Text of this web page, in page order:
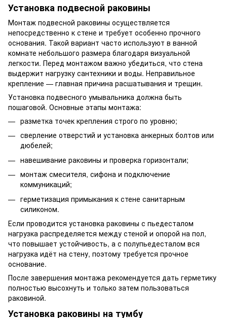
Установка подвесной раковины
Монтаж подвесной раковины осуществляется
непосредственно к стене и требует особенно прочного
основания. Такой вариант часто используют в ванной
комнате небольшого размера благодаря визуальной
легкости. Перед монтажом важно убедиться, что стена
выдержит нагрузку сантехники и воды. Неправильное
крепление — главная причина расшатывания и трещин.
Установка подвесного умывальника должна быть
пошаговой. Основные этапы монтажа:
разметка точек крепления строго по уровню;
сверление отверстий и установка анкерных болтов или
дюбелей;
навешивание раковины и проверка горизонтали;
монтаж смесителя, сифона и подключение
коммуникаций;
герметизация примыкания к стене санитарным
силиконом.
Если проводится установка раковины с пьедесталом
нагрузка распределяется между стеной и опорой на пол,
что повышает устойчивость, а с полупьедесталом вся
нагрузка идёт на стену, поэтому требуется прочное
основание.
После завершения монтажа рекомендуется дать герметику
полностью высохнуть и только затем пользоваться
раковиной.
Установка раковины на тумбу